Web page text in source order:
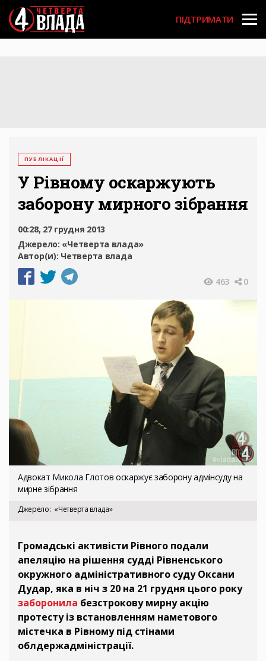
Перейти
до
основного
вмісту
User
account
ПІДТРИМАТИ
ПУБЛІКАЦІЇ
У Рівному оскаржують
заборону мирного зібрання
00:28, 27 грудня 2013
Джерело: «Четверта влада»
Автор(и): Четверта влада
463 0
Адвокат Микола Глотов оскаржує заборону адмінсуду на
мирне зібрання
Джерело «Четверта влада»
Громадські активісти Рівного подали
апеляцію на рішення судді Рівненського
окружного адміністративного суду Оксани
Дудар, яка в ніч з 20 на 21 грудня цього року
заборонила безстрокову мирну акцію
протесту із встановленням наметового
містечка в Рівному під стінами
облдержадміністрації.